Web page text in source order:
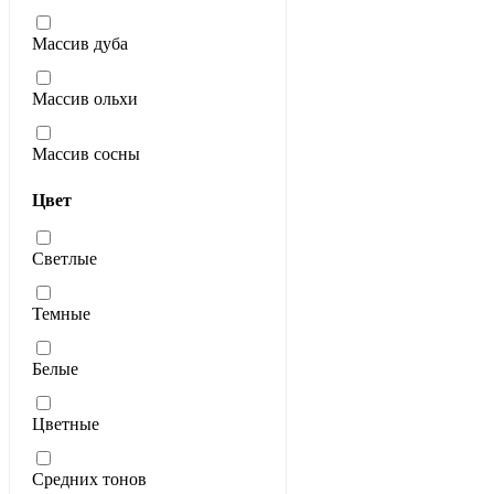
Массив дуба
Массив ольхи
Массив сосны
Цвет
Светлые
Темные
Белые
Цветные
Средних тонов